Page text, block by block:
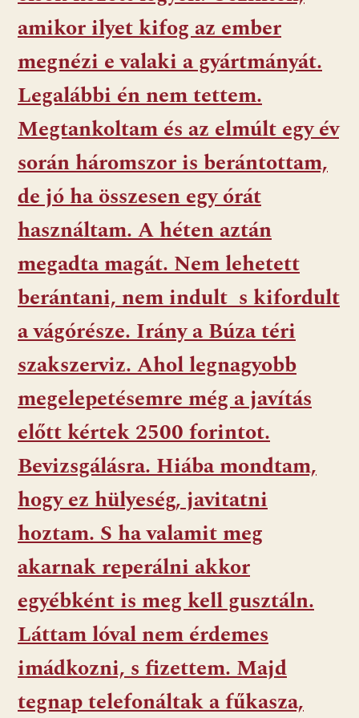
amikor ilyet kifog az ember
megnézi e valaki a gyártmányát.
Legalábbi én nem tettem.
Megtankoltam és az elmúlt egy év
során háromszor is berántottam,
de jó ha összesen egy órát
használtam. A héten aztán
megadta magát. Nem lehetett
berántani, nem indult s kifordult
a vágórésze. Irány a Búza téri
szakszerviz. Ahol legnagyobb
megelepetésemre még a javítás
előtt kértek 2500 forintot.
Bevizsgálásra. Hiába mondtam,
hogy ez hülyeség, javitatni
hoztam. S ha valamit meg
akarnak reperálni akkor
egyébként is meg kell gusztáln.
Láttam lóval nem érdemes
imádkozni, s fizettem. Majd
tegnap telefonáltak a fűkasza,